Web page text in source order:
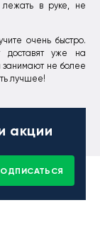
лежать в руке, не
очень быстро.
доставят уже на
занимают не более
лучшее!
акции